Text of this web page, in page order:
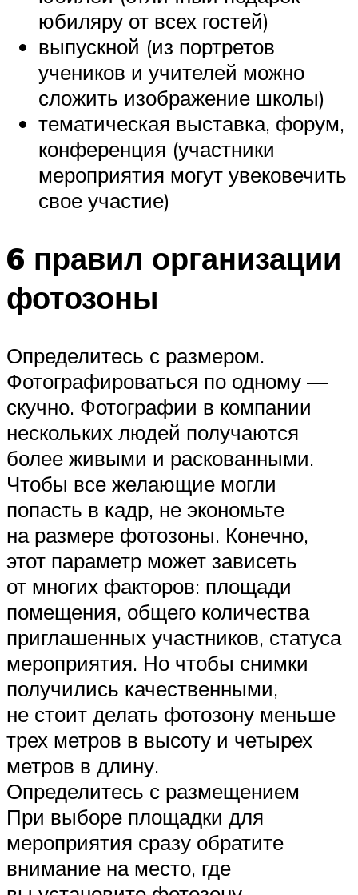
юбиляру от всех гостей)
выпускной (из портретов
учеников и учителей можно
сложить изображение школы)
тематическая выставка, форум,
конференция (участники
мероприятия могут увековечить
свое участие)
6 правил организации
фотозоны
Определитесь с размером.
Фотографироваться по одному —
скучно. Фотографии в компании
нескольких людей получаются
более живыми и раскованными.
Чтобы все желающие могли
попасть в кадр, не экономьте
на размере фотозоны. Конечно,
этот параметр может зависеть
от многих факторов: площади
помещения, общего количества
приглашенных участников, статуса
мероприятия. Но чтобы снимки
получились качественными,
не стоит делать фотозону меньше
трех метров в высоту и четырех
метров в длину.
Определитесь с размещением
При выборе площадки для
мероприятия сразу обратите
внимание на место, где